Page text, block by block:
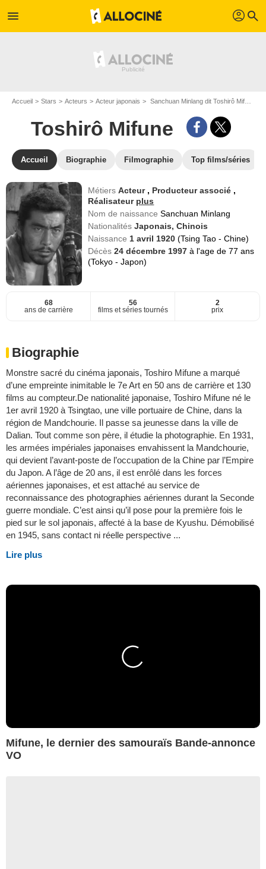
menu profil search
Accueil Stars Acteurs Acteur japonais Sanchuan Minlang dit Toshirô Mifune
Toshirô Mifune
Accueil Biographie Filmographie Top films/séries
MétiersActeur , Producteur associé ,
Réalisateur plus
Nom de naissanceSanchuan Minlang
NationalitésJaponais, Chinois
Naissance 1 avril 1920(Tsing Tao - Chine)
Décès24 décembre 1997à l'age de 77 ans
(Tokyo - Japon)
68
ans de carrière
56
films et séries tournés
2
prix
Biographie
Monstre sacré du cinéma japonais, Toshiro Mifune a marqué
d’une empreinte inimitable le 7e Art en 50 ans de carrière et 130
films au compteur.De nationalité japonaise, Toshiro Mifune né le
1er avril 1920 à Tsingtao, une ville portuaire de Chine, dans la
région de Mandchourie. Il passe sa jeunesse dans la ville de
Dalian. Tout comme son père, il étudie la photographie. En 1931,
les armées impériales japonaises envahissent la Mandchourie,
qui devient l’avant-poste de l’occupation de la Chine par l’Empire
du Japon. A l’âge de 20 ans, il est enrôlé dans les forces
aériennes japonaises, et est attaché au service de
reconnaissance des photographies aériennes durant la Seconde
guerre mondiale. C’est ainsi qu’il pose pour la première fois le
pied sur le sol japonais, affecté à la base de Kyushu. Démobilisé
en 1945, sans contact ni réelle perspective ...
Lire plus
Mifune, le dernier des samouraïs Bande-annonce
VO